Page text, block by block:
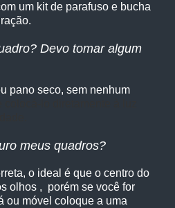
um kit de parafuso e bucha
Devo tomar algum
pano seco, sem nenhum
meus quadros?
o ideal é que o centro do
olhos , porém se você for
ou móvel coloque a uma